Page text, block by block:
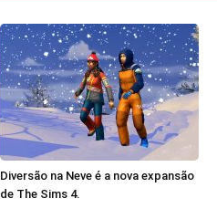
Diversão na Neve é a nova expansão
de The Sims 4.